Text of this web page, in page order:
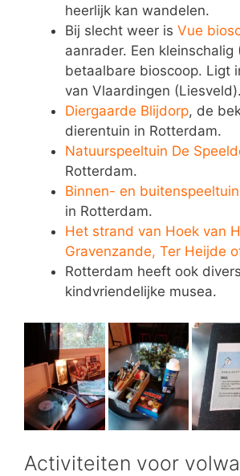
heerlijk kan wandelen.
Bij slecht weer is Vue
aanrader. Een kleinschalig
betaalbare bioscoop. Ligt
van Vlaardingen (Liesveld).
Diergaarde Blijdorp, de
dierentuin in Rotterdam.
Natuurspeeltuin De
Rotterdam.
Binnen- en
in Rotterdam.
Het strand van Hoek van
Gravenzande, Ter Heijde
Rotterdam heeft ook
kindvriendelijke musea.
Activiteiten voor